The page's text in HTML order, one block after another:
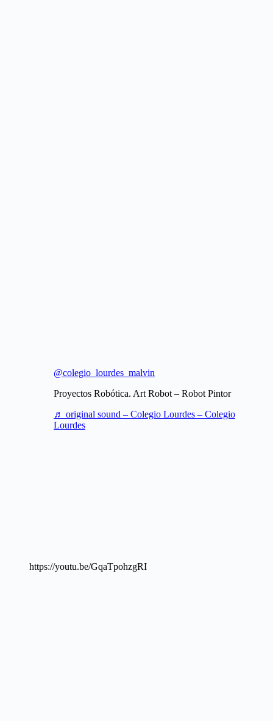
@colegio_lourdes_malvin
Proyectos Robótica. Art Robot – Robot Pintor
♬ original sound – Colegio Lourdes – Colegio
Lourdes
https://youtu.be/GqaTpohzgRI